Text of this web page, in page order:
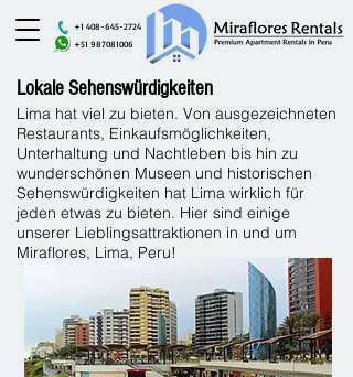
+1 408-645-2724
+51 987081006
Lokale Sehenswürdigkeiten
Lima hat viel zu bieten. Von ausgezeichneten
Restaurants, Einkaufsmöglichkeiten,
Unterhaltung und Nachtleben bis hin zu
wunderschönen Museen und historischen
Sehenswürdigkeiten hat Lima wirklich für
jeden etwas zu bieten. Hier sind einige
unserer Lieblingsattraktionen in und um
Miraflores, Lima, Peru!